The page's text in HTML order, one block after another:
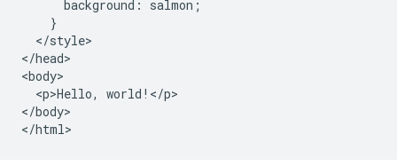
      background: salmon;
    }
  </style>
</head>
<body>
  <p>Hello, world!</p>
</body>